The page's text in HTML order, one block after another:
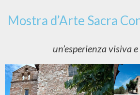
Mostra d’Arte Sacra
un’esperienza visiva